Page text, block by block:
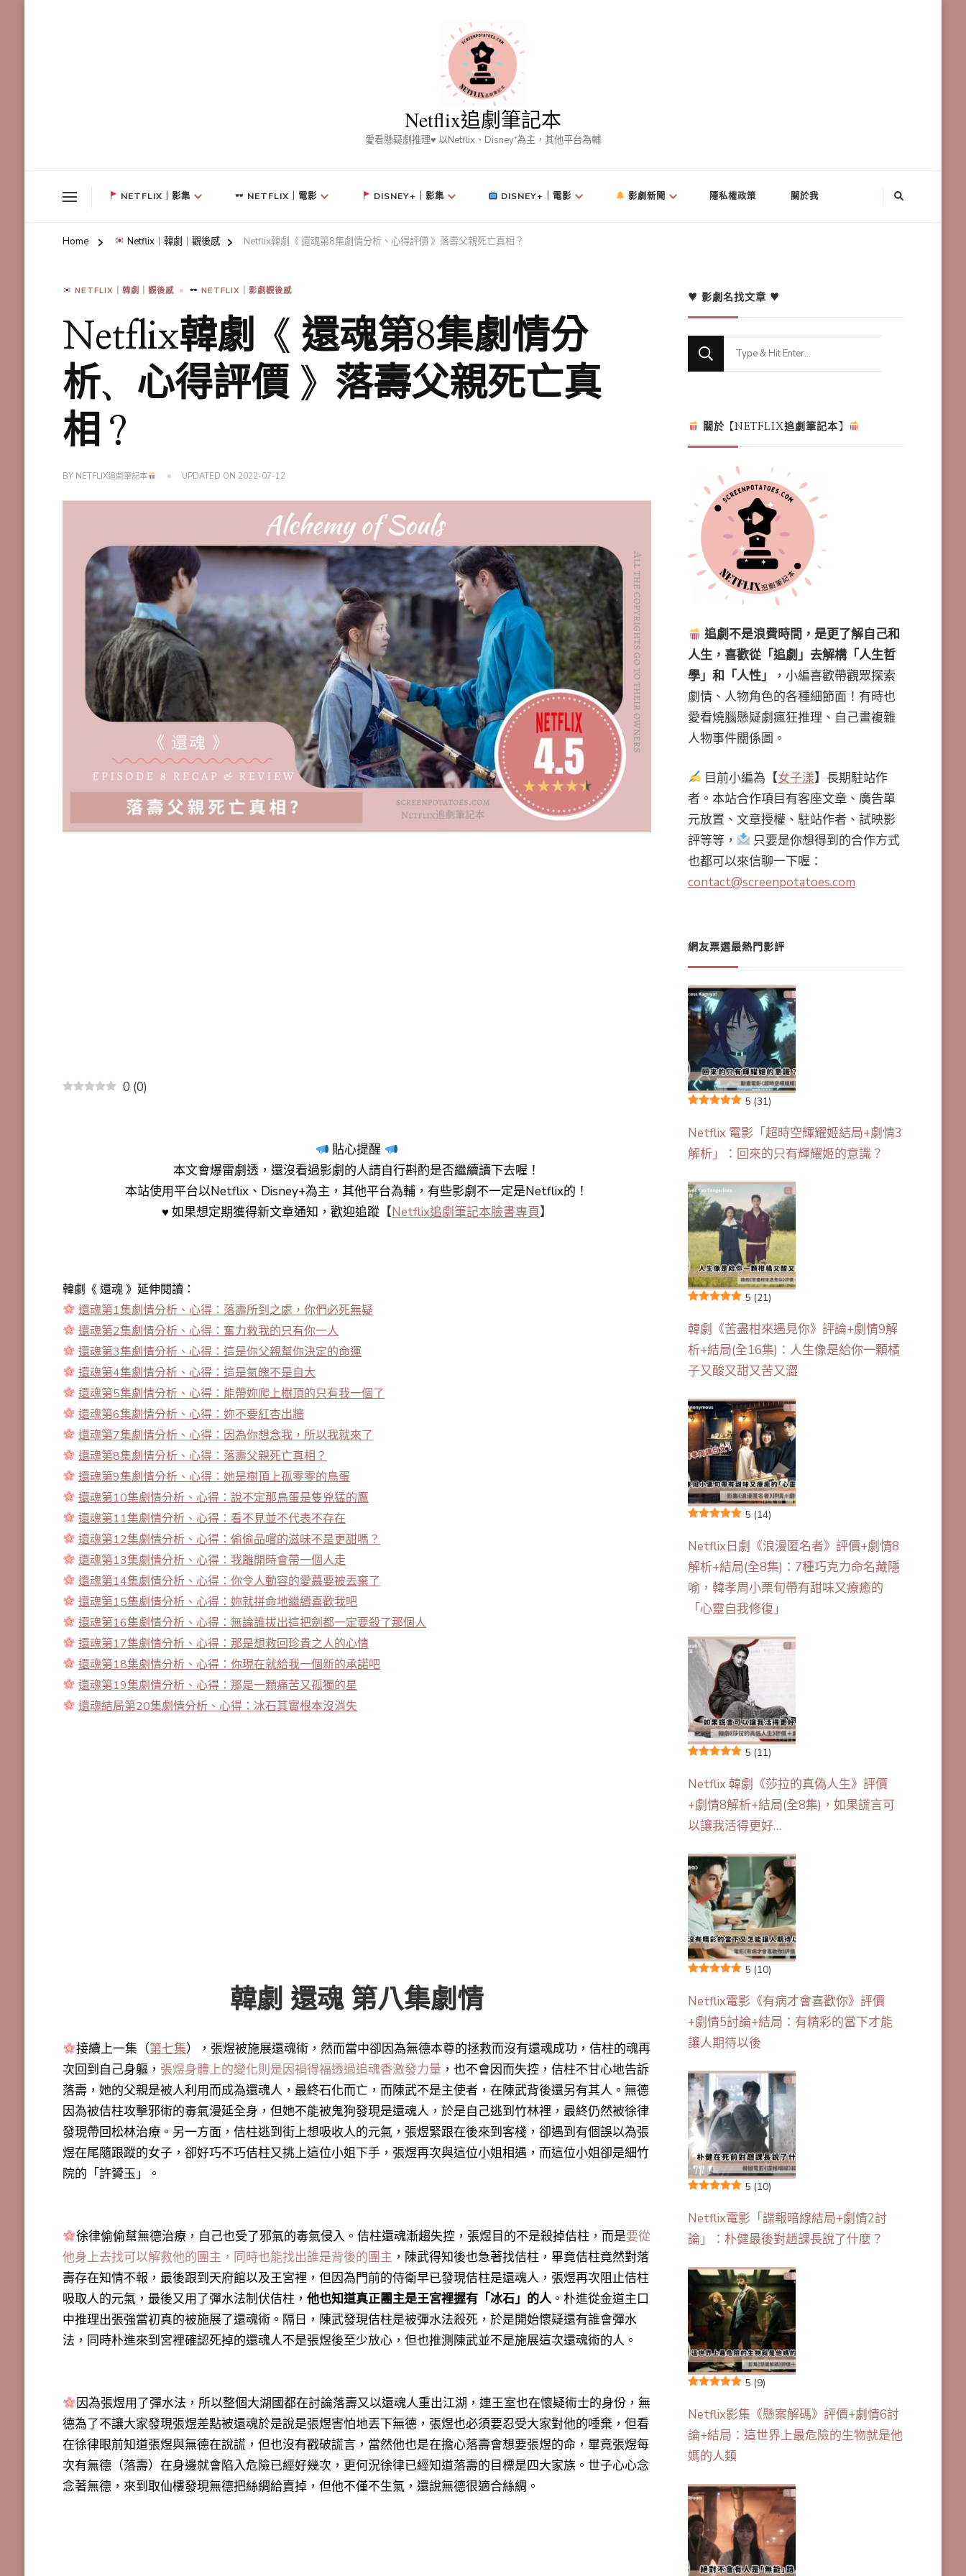
Netflix追劇筆記本
愛看懸疑劇推理♥ 以Netflix、Disney⁺為主，其他平台為輔
NETFLIX｜影集 NETFLIX｜電影 DISNEY+｜影集 DISNEY+｜電影 影劇新聞 隱私權政策 關於我
Home Netflix｜韓劇｜觀後感 Netflix韓劇《 還魂第8集劇情分析、心得評價 》落壽父親死亡真相？
NETFLIX｜韓劇｜觀後感 NETFLIX｜影劇觀後感
Netflix韓劇《 還魂第8集劇情分
析、心得評價 》落壽父親死亡真
相？
BY NETFLIX追劇筆記本 UPDATED ON 2022-07-12
0 (0)
貼心提醒
本文會爆雷劇透 ，還沒看過影劇的人請自行斟酌是否繼續讀下去喔！
本站使用平台以Netflix、Disney+為主，其他平台為輔，有些影劇不一定是Netflix的！
♥ 如果想定期獲得新文章通知，歡迎追蹤【Netflix追劇筆記本臉書專頁】
韓劇《 還魂 》延伸閱讀：
還魂第1集劇情分析、心得：落壽所到之處，你們必死無疑
還魂第2集劇情分析、心得：奮力救我的只有你一人
還魂第3集劇情分析、心得：這是你父親幫你決定的命運
還魂第4集劇情分析、心得：這是氣魄不是自大
還魂第5集劇情分析、心得：能帶妳爬上樹頂的只有我一個了
還魂第6集劇情分析、心得：妳不要紅杏出牆
還魂第7集劇情分析、心得：因為你想念我，所以我就來了
還魂第8集劇情分析、心得：落壽父親死亡真相？
還魂第9集劇情分析、心得：她是樹頂上孤零零的鳥蛋
還魂第10集劇情分析、心得：說不定那鳥蛋是隻兇猛的鷹
還魂第11集劇情分析、心得：看不見並不代表不存在
還魂第12集劇情分析、心得：偷偷品嚐的滋味不是更甜嗎？
還魂第13集劇情分析、心得：我離開時會帶一個人走
還魂第14集劇情分析、心得：你令人動容的愛慕要被丟棄了
還魂第15集劇情分析、心得：妳就拼命地繼續喜歡我吧
還魂第16集劇情分析、心得：無論誰拔出這把劍都一定要殺了那個人
還魂第17集劇情分析、心得：那是想救回珍貴之人的心情
還魂第18集劇情分析、心得：你現在就給我一個新的承諾吧
還魂第19集劇情分析、心得：那是一顆痛苦又孤獨的星
還魂結局第20集劇情分析、心得：冰石其實根本沒消失
韓劇 還魂 第八集劇情
接續上一集（第七集），張煜被施展還魂術，然而當中卻因為無德本尊的拯救而沒有還魂成功，佶柱的魂再
次回到自己身軀， 張煜身體上的變化則是因禍得福透過追魂香激發力量，也不會因而失控，佶柱不甘心地告訴
落壽， 她的父親是被人利用而成為還魂人 ， 最終石化而亡 ，而陳武不是主使者，在陳武背後還另有其人。無德
因為被佶柱攻擊邪術的毒氣漫延全身，但她不能被鬼狗發現是還魂人，於是自己逃到竹林裡，最終仍然被徐律
發現帶回松林治療。另一方面，佶柱逃到街上想吸收人的元氣，張煜緊跟在後來到客棧，卻遇到有個誤以為張
煜在尾隨跟蹤的女子，卻好巧不巧佶柱又挑上這位小姐下手，張煜再次與這位小姐相遇，而這位小姐卻是細竹
院的「許贇玉」。
徐律偷偷幫無德治療，自己也受了邪氣的毒氣侵入。佶柱還魂漸趨失控，張煜目的不是殺掉佶柱，而是要從
他身上去找可以解救他的團主，同時也能找出誰是背後的團主 ，陳武得知後也急著找佶柱，畢竟佶柱竟然對落
壽存在知情不報，最後跟到天府館以及王宮裡，但因為門前的侍衛早已發現佶柱是還魂人，張煜再次阻止佶柱
吸取人的元氣，最後又用了彈水法制伏佶柱， 他也知道真正團主是王宮裡握有「冰石」的人。朴進從金道主口
中推理出張強當初真的被施展了還魂術。隔日，陳武發現佶柱是被彈水法殺死，於是開始懷疑還有誰會彈水
法，同時朴進來到宮裡確認死掉的還魂人不是張煜後至少放心，但也推測陳武並不是施展這次還魂術的人。
因為張煜用了彈水法，所以整個大湖國都在討論落壽又以還魂人重出江湖，連王室也在懷疑術士的身份，無
德為了不讓大家發現張煜差點被還魂於是說是張煜害怕地丟下無德，張煜也必須要忍受大家對他的唾棄，但看
在徐律眼前知道張煜與無德在說謊，但也沒有戳破謊言，當然他也是在擔心落壽會想要張煜的命，畢竟張煜每
次有無德（落壽）在身邊就會陷入危險已經好幾次， 更何況徐律已經知道落壽的目標是四大家族。世子心心念
念著無德，來到取仙樓發現無德把絲綢給賣掉，但他不僅不生氣，還說無德很適合絲綢。
♥ 影劇名找文章 ♥
Looking
關於【NETFLIX追劇筆記本】
追劇不是浪費時間，是更了解自己和
人生，喜歡從「追劇」去解構「人生哲
學」和「人性」
，小編喜歡帶觀眾探索
劇情、人物角色的各種細節面！有時也
愛看燒腦懸疑劇瘋狂推理、自己畫複雜
人物事件關係圖。
目前小編為【女子漾】長期駐站作
者。本站合作項目有客座文章、廣告單
元放置、文章授權、駐站作者、試映影
評等等，
只要是你想得到的合作方式
也都可以來信聊一下喔：
contact@screenpotatoes.com
網友票選最熱門影評
5 (31)
Netflix 電影「超時空輝耀姬結局+劇情3
解析」：回來的只有輝耀姬的意識？
5 (21)
韓劇《苦盡柑來遇見你》評論+劇情9解
析+結局(全16集)：人生像是給你一顆橘
子又酸又甜又苦又澀
5 (14)
Netflix日劇《浪漫匿名者》評價+劇情8
解析+結局(全8集)：7種巧克力命名藏隱
喻，韓孝周小栗旬帶有甜味又療癒的
「心靈自我修復」
5 (11)
Netflix 韓劇《莎拉的真偽人生》評價
+劇情8解析+結局(全8集)，如果謊言可
以讓我活得更好…
5 (10)
Netflix電影《有病才會喜歡你》評價
+劇情5討論+結局：有精彩的當下才能
讓人期待以後
5 (10)
Netflix電影「諜報暗線結局+劇情2討
論」：朴健最後對趙課長說了什麼？
5 (9)
Netflix影集《懸案解碼》評價+劇情6討
論+結局：這世界上最危險的生物就是他
媽的人類